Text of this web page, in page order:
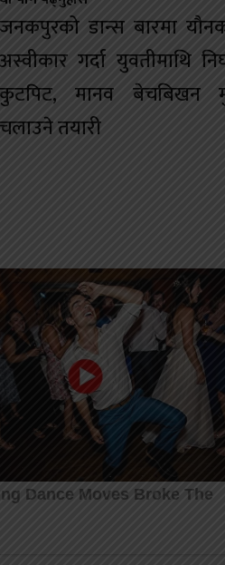
जनकपुरको डान्स बारमा
अस्वीकार गर्दा युवतीमाथि
कुटपिट, मानव बेचबिखन
चलाउने तयारी